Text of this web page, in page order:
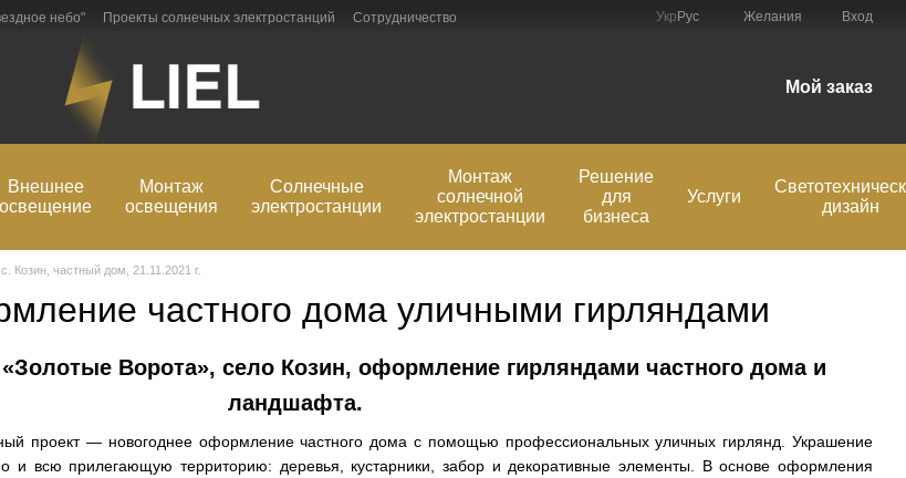
небо" Проекты солнечных электростанций
Сотрудничество
Укр Рус Желания Вход
Мой заказ
Внешнее
освещение
Монтаж
освещения
Солнечные
электростанции
Монтаж
солнечной
электростанции
Решение
для
бизнеса
Услуги
дизайн
с. Козин, частный дом, 21.11.2021 г.
частного дома уличными гирляндами
«Золотые Ворота», село Козин, оформление гирляндами частного дома и
ландшафта.
проект — новогоднее оформление частного дома с помощью профессиональных уличных гирлянд. Украшение
и всю прилегающую территорию: деревья, кустарники, забор и декоративные элементы. В основе оформления